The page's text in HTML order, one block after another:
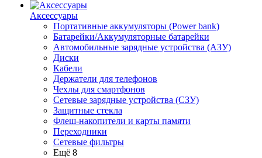
Аксессуары
Портативные аккумуляторы (Power bank)
Батарейки/Аккумуляторные батарейки
Автомобильные зарядные устройства (АЗУ)
Диски
Кабели
Держатели для телефонов
Чехлы для смартфонов
Сетевые зарядные устройства (СЗУ)
Защитные стекла
Флеш-накопители и карты памяти
Переходники
Сетевые фильтры
Ещё 8